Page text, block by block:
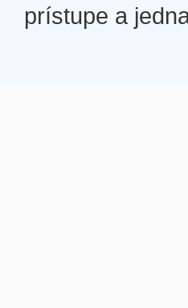
prístupe a